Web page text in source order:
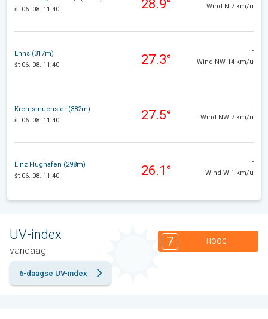
št 06. 08. 11:40
28.9° Wind N 7 km/u
Enns (317m)
št 06. 08. 11:40
27.3°
-
Wind NW 14 km/u
Kremsmuenster (382m)
št 06. 08. 11:40
27.5°
-
Wind NW 7 km/u
Linz Flughafen (298m)
št 06. 08. 11:40
26.1°
-
Wind W 1 km/u
UV-index
vandaag
7 HOOG
6-daagse UV-index